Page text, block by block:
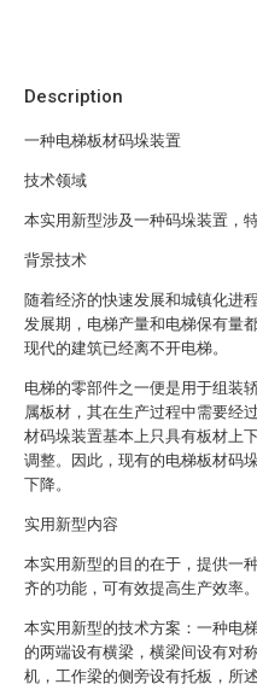
Description
一种电梯板材码垛装置
技术领域
本实用新型涉及一种码垛装置，
背景技术
随着经济的快速发展和城镇化进
发展期，电梯产量和电梯保有量
现代的建筑已经离不开电梯。
电梯的零部件之一便是用于组装
属板材，其在生产过程中需要经
材码垛装置基本上只具有板材上
调整。因此，现有的电梯板材码
下降。
实用新型内容
本实用新型的目的在于，提供一
齐的功能，可有效提高生产效率。
本实用新型的技术方案：一种电
的两端设有横梁，横梁间设有对
机，工作梁的侧旁设有托板，所